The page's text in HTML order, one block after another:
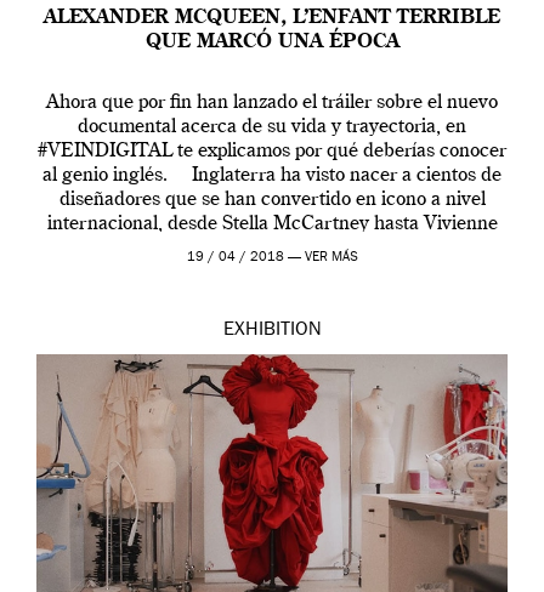
ALEXANDER MCQUEEN, L’ENFANT TERRIBLE
QUE MARCÓ UNA ÉPOCA
Ahora que por fin han lanzado el tráiler sobre el nuevo
documental acerca de su vida y trayectoria, en
#VEINDIGITAL te explicamos por qué deberías conocer
al genio inglés. Inglaterra ha visto nacer a cientos de
diseñadores que se han convertido en icono a nivel
internacional, desde Stella McCartney hasta Vivienne
Westwood pasando […]
19 / 04 / 2018 — VER MÁS
EXHIBITION